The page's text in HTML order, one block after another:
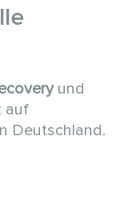
und
auf
Deutschland.